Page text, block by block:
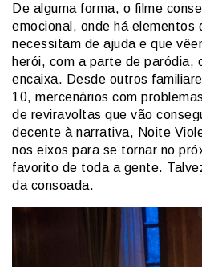
De alguma forma, o filme
emocional, onde há elementos
necessitam de ajuda e que
herói, com a parte de paródia,
encaixa. Desde outros
10, mercenários com
de reviravoltas que vão
decente à narrativa, Noite
nos eixos para se tornar no
favorito de toda a gente.
da consoada.